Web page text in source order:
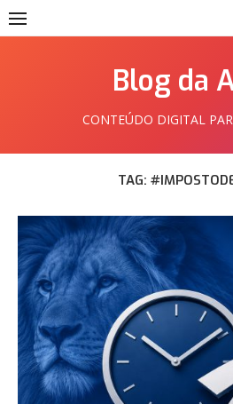
Skip
to
Blog da
CONTEÚDO DIGITAL
TAG: